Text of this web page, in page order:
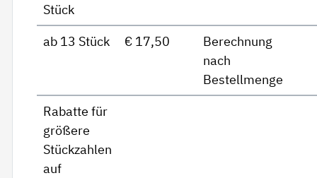
Stück
ab 13 Stück € 17,50
Berechnung
nach
Bestellmenge
Rabatte für
größere
Stückzahlen
auf